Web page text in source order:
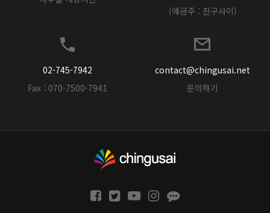
(예금주 : 친구사이)
02-745-7942
Fax : 070-7500-7941
contact@chingusai.net
문의하기